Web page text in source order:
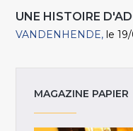
UNE HISTOIRE
VANDENHENDE le
MAGAZINE PAPIER